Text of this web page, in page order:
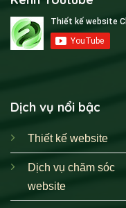
Dịch vụ nổi bậc
Thiết kế website
Dịch vụ chăm sóc
website